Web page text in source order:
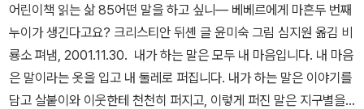
어린이책 읽는 삶 85어떤 말을 하고 싶니― 베베르에게 마흔두 번째
누이가 생긴다고요? 크리스티안 뒤셴 글 윤미숙 그림 심지원 옮김 비
룡소 펴냄, 2001.11.30. 내가 하는 말은 모두 내 마음입니다. 내 마음
은 말이라는 옷을 입고 내 둘레로 퍼집니다. 내가 하는 말은 이야기를
담고 살붙이와 이웃한테 천천히 퍼지고, 이렇게 퍼진 말은 지구별을